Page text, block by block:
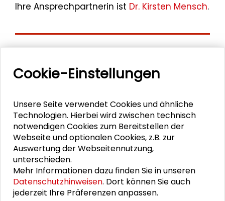
Ihre Ansprechpartnerin ist Dr. Kirsten Mensch.
Veranstaltungen
11. Internationale Waldkunstkonferenz
"Demokratischer Wald"
Schlüsseltexte für die Wirtschaft von morgen
Zusammen mehr erreichen – Zukunftsbündnis im
Dialog
Schader-Festival 2026
Cookie-Einstellungen
Unsere Seite verwendet Cookies und ähnliche
Technologien. Hierbei wird zwischen technisch
notwendigen Cookies zum Bereitstellen der
Webseite und optionalen Cookies, z.B. zur
Auswertung der Webseitennutzung,
unterschieden.
Mehr Informationen dazu finden Sie in unseren
Datenschutzhinweisen. Dort können Sie auch
jederzeit Ihre Präferenzen anpassen.